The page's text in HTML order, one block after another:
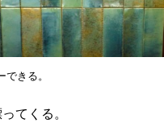
きる。
てくる。